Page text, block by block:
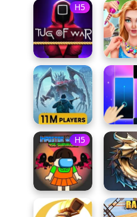
H5
H5